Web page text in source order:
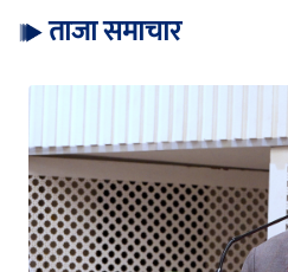
ताजा समाचार